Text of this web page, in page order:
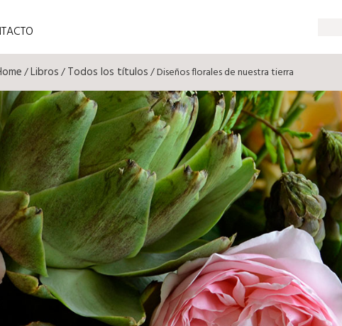
/Libros/Todos los títulos/ Diseños florales de nuestra tierra